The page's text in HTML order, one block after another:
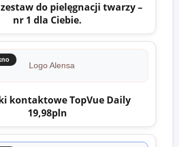
do pielęgnacji twarzy –
nr 1 dla Ciebie.
kontaktowe TopVue Daily
19,98pln